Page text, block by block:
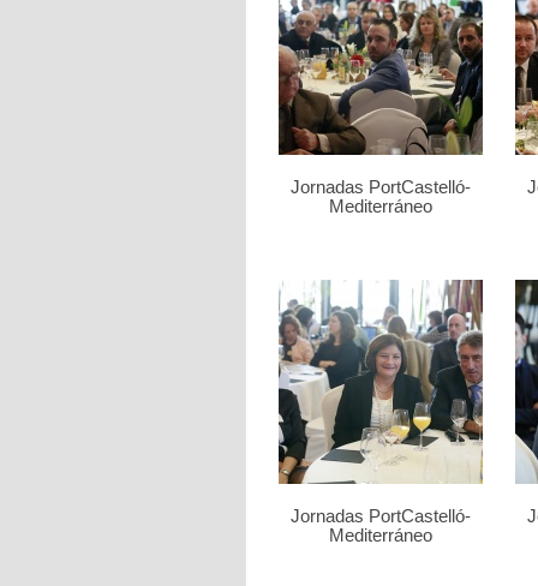
Jornadas PortCastelló-
Mediterráneo
Jornadas PortCastelló-
Mediterráneo